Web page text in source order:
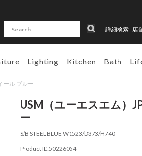
詳細検索 店
Lighting Kitchen Bath
ール ブルー
USM（ユーエスエム）
ー
S/B STEEL BLUE W1523/D373/H740
Product ID:50226054